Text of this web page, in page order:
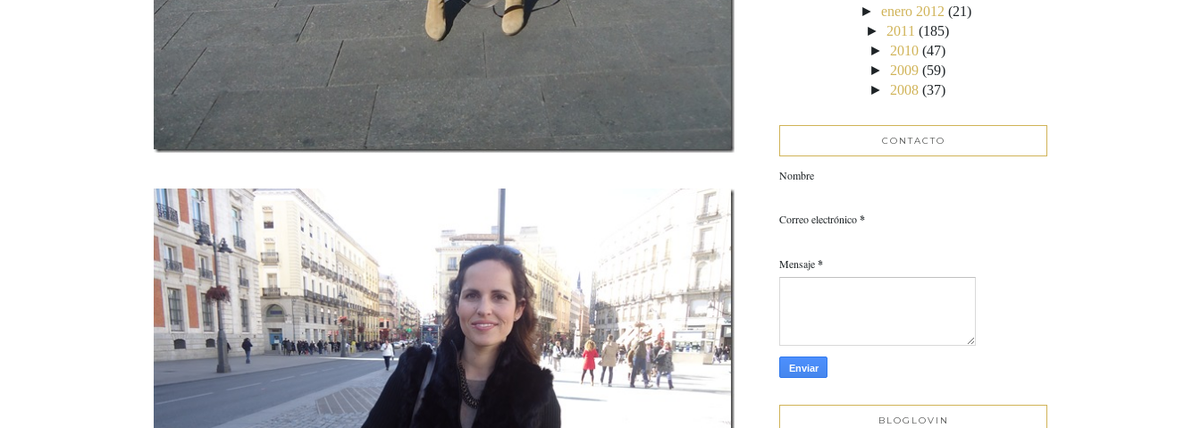
► enero 2012 (21)
► 2011 (185)
► 2010 (47)
► 2009 (59)
► 2008 (37)
CONTACTO
Nombre
Correo electrónico*
Mensaje*
BLOGLOVIN